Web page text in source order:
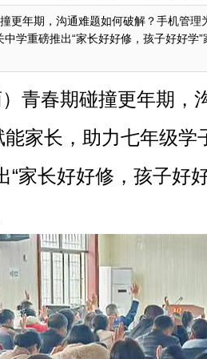
更年期，沟通难题如何破解？手机管
学重磅推出“家长好好修，孩子好好学
） 青春期碰撞更年期，
能家长，助力七年级
家长好好修，孩子好